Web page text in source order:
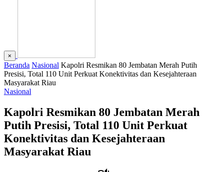
×
Beranda Nasional Kapolri Resmikan 80 Jembatan Merah Putih
Presisi, Total 110 Unit Perkuat Konektivitas dan Kesejahteraan
Masyarakat Riau
Nasional
Kapolri Resmikan 80 Jembatan Merah
Putih Presisi, Total 110 Unit Perkuat
Konektivitas dan Kesejahteraan
Masyarakat Riau